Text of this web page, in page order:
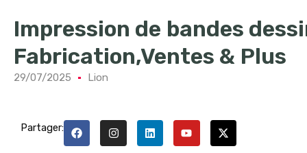
Impression de bandes
Fabrication,Ventes & Plus
29/07/2025 Lion
Partager: